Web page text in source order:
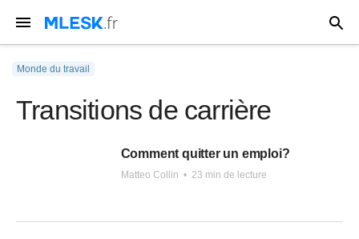
Monde du travail
Transitions de carrière
Comment quitter un emploi?
Matteo Collin • 23 min de lecture